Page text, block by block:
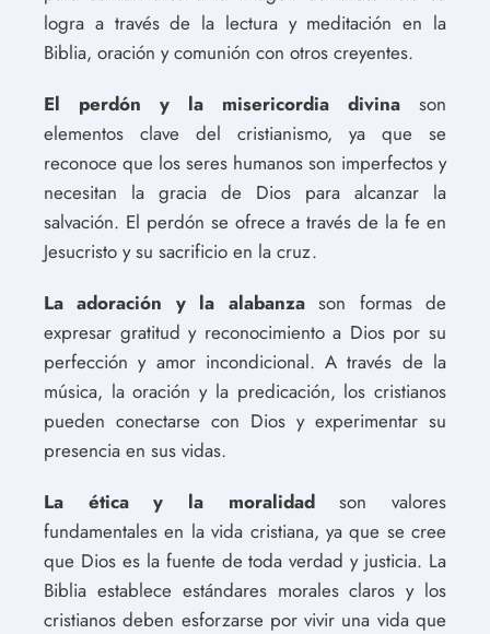
logra a través de la lectura y meditación en la
Biblia, oración y comunión con otros creyentes.
El perdón y la misericordia divina son
elementos clave del cristianismo, ya que se
reconoce que los seres humanos son imperfectos y
necesitan la gracia de Dios para alcanzar la
salvación. El perdón se ofrece a través de la fe en
Jesucristo y su sacrificio en la cruz.
La adoración y la alabanzason formas de
expresar gratitud y reconocimiento a Dios por su
perfección y amor incondicional. A través de la
música, la oración y la predicación, los cristianos
pueden conectarse con Dios y experimentar su
presencia en sus vidas.
La ética y la moralidadson valores
fundamentales en la vida cristiana, ya que se cree
que Dios es la fuente de toda verdad y justicia. La
Biblia establece estándares morales claros y los
cristianos deben esforzarse por vivir una vida que